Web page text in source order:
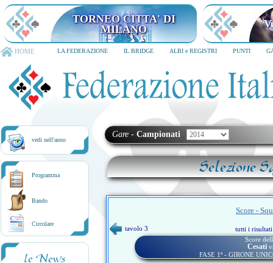
TORNEO CITTA' DI MILANO
6-8 dicembre 2026
HOME LA FEDERAZIONE IL BRIDGE ALBI e REGISTRI PUNTI
vedi nell'anno
Programma
Bando
Circolare
le News
Gare - Campionati
Selezione
Score -
tavolo 3
tutti i
Score
Cesati
FASE 1ª - GIRONE